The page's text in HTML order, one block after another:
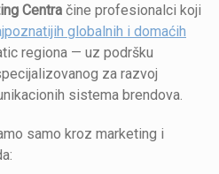
Centra čine profesionalci koji
globalnih i domaćih
regiona — uz podršku
za razvoj
sistema brendova.
samo kroz marketing i